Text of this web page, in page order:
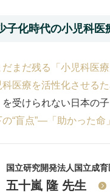
子化時代の小児科医
まだ残る「小児科医
医療を活性化させる
を受けられない日本の
“盲点”―「助かった
国立研究開発法人国立成
五十嵐 隆 先生